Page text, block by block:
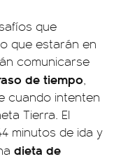
que
que estarán en
comunicarse
de tiempo,
cuando intenten
Tierra. El
minutos de ida y
dieta de